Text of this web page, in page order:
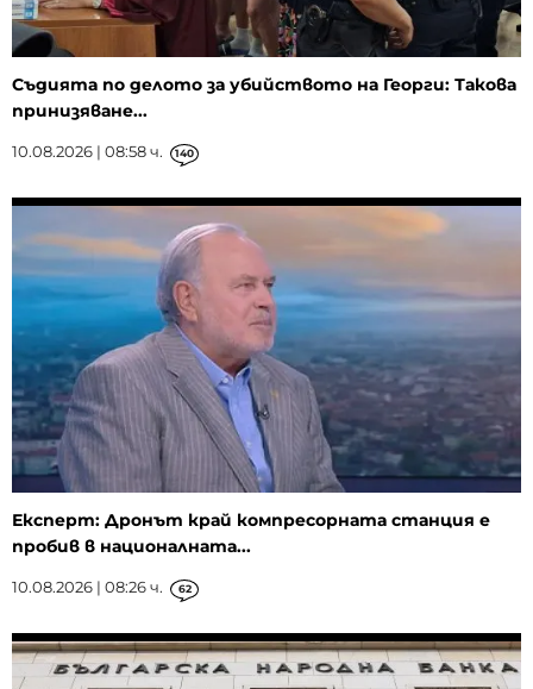
Съдията по делото за убийството на Георги: Такова
принизяване...
10.08.2026 | 08:58 ч. 140
Експерт: Дронът край компресорната станция е
пробив в националната...
10.08.2026 | 08:26 ч. 62